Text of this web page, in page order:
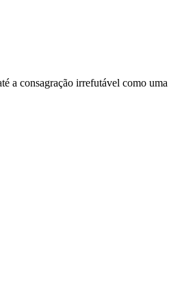
a consagração irrefutável como uma